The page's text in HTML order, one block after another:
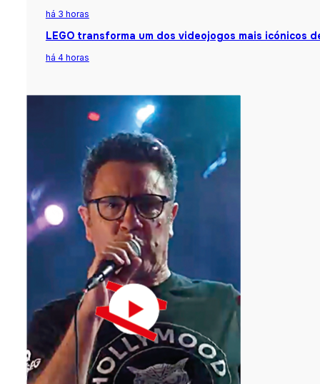
há 3 horas
LEGO transforma um dos videojogos mais icónicos
há 4 horas